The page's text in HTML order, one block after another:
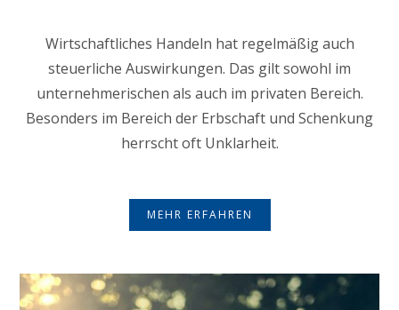
Wirtschaftliches Handeln hat regelmäßig auch
steuerliche Auswirkungen. Das gilt sowohl im
unternehmerischen als auch im privaten Bereich.
Besonders im Bereich der Erbschaft und Schenkung
herrscht oft Unklarheit.
MEHR ERFAHREN